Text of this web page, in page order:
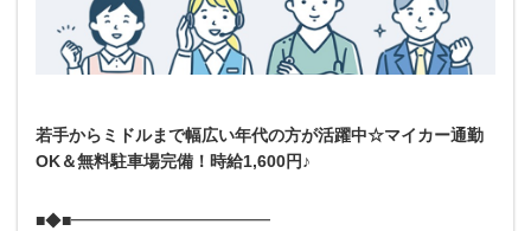
若手からミドルまで幅広い年代の方が活躍中☆マイカー通勤
OK＆無料駐車場完備！時給1,600円♪
■◆■━━━━━━━━━━━━